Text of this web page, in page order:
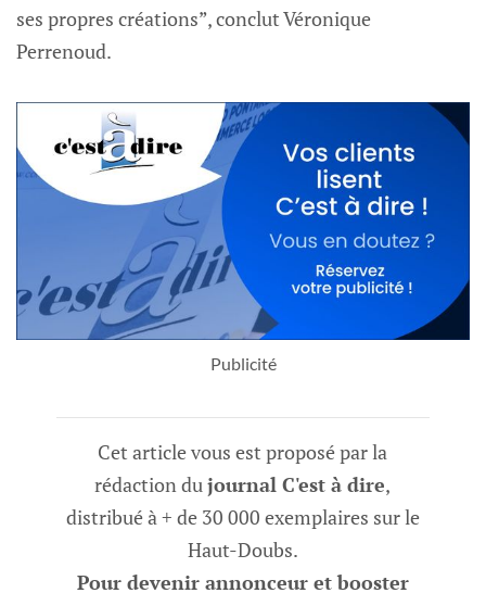
ses propres créations”, conclut Véronique
Perrenoud.
Publicité
Cet article vous est proposé par la
rédaction dujournal C'est à dire,
distribué à + de 30 000 exemplaires sur le
Haut-Doubs.
Pour devenir annonceur et booster